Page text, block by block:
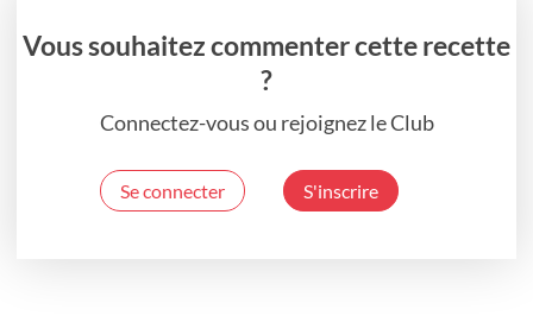
Vous souhaitez commenter cette recette
?
Connectez-vous ou rejoignez le Club
Se connecter S'inscrire